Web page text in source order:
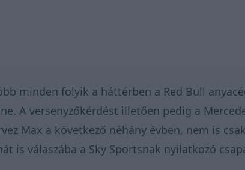
minden folyik a háttérben a Red Bull
A versenyzőkérdést illetően pedig a
Max a következő néhány évben, nem is
is válaszába a Sky Sportsnak nyilatkozó